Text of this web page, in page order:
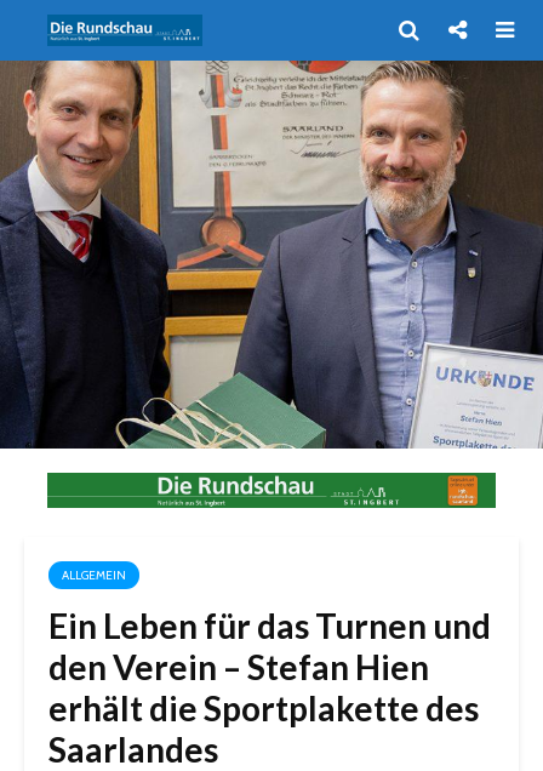
ALLGEMEIN
Ein Leben für das Turnen und
den Verein – Stefan Hien
erhält die Sportplakette des
Saarlandes